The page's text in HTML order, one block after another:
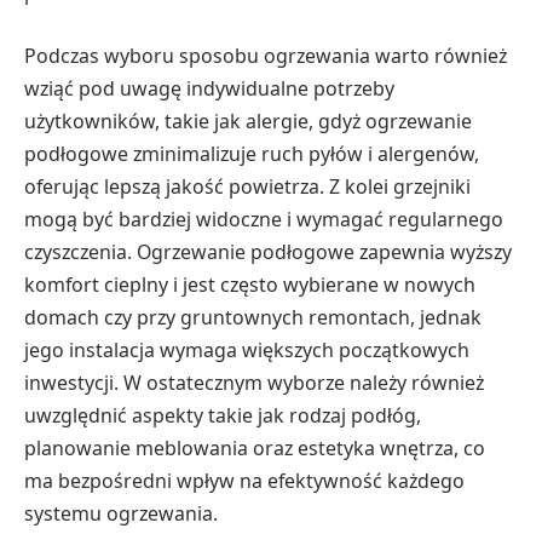
Podczas wyboru sposobu ogrzewania warto również
wziąć pod uwagę indywidualne potrzeby
użytkowników, takie jak alergie, gdyż ogrzewanie
podłogowe zminimalizuje ruch pyłów i alergenów,
oferując lepszą jakość powietrza. Z kolei grzejniki
mogą być bardziej widoczne i wymagać regularnego
czyszczenia. Ogrzewanie podłogowe zapewnia wyższy
komfort cieplny i jest często wybierane w nowych
domach czy przy gruntownych remontach, jednak
jego instalacja wymaga większych początkowych
inwestycji. W ostatecznym wyborze należy również
uwzględnić aspekty takie jak rodzaj podłóg,
planowanie meblowania oraz estetyka wnętrza, co
ma bezpośredni wpływ na efektywność każdego
systemu ogrzewania.